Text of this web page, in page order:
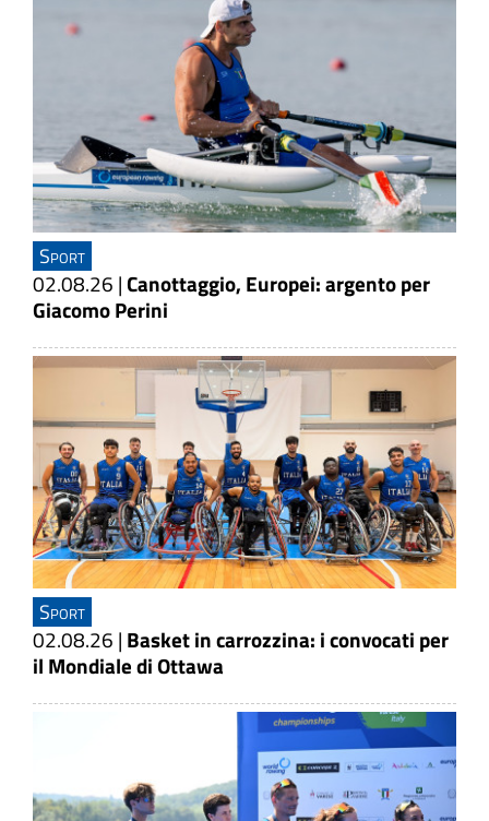
Sport
02.08.26 |Canottaggio, Europei: argento per
Giacomo Perini
Sport
02.08.26 | Basket in carrozzina: i convocati per
il Mondiale di Ottawa